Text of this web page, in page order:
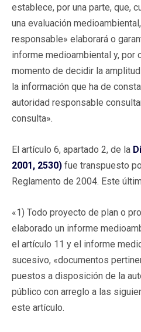
establece, por una parte, que,
una evaluación
responsable» elaborará o
informe medioambiental y, por
momento de decidir la
la información que ha de
autoridad responsable
consulta».
El artículo 6, apartado 2, de la
2001, 2530) fue transpuesto
Reglamento de 2004. Este
«1) Todo proyecto de plan o
elaborado un informe
el artículo 11 y el informe
sucesivo, «documentos
puestos a disposición de la
público con arreglo a las
este artículo.